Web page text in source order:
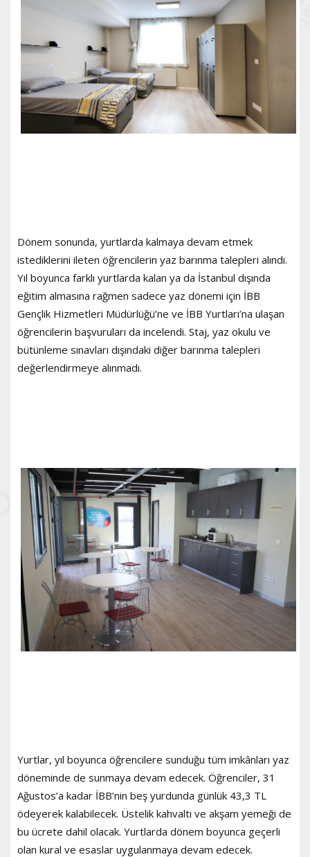
Dönem sonunda, yurtlarda kalmaya devam etmek
istediklerini ileten öğrencilerin yaz barınma talepleri alındı.
Yıl boyunca farklı yurtlarda kalan ya da İstanbul dışında
eğitim almasına rağmen sadece yaz dönemi için İBB
Gençlik Hizmetleri Müdürlüğü’ne ve İBB Yurtları’na ulaşan
öğrencilerin başvuruları da incelendi. Staj, yaz okulu ve
bütünleme sınavları dışındaki diğer barınma talepleri
değerlendirmeye alınmadı.
Yurtlar, yıl boyunca öğrencilere sunduğu tüm imkânları yaz
döneminde de sunmaya devam edecek. Öğrenciler, 31
Ağustos’a kadar İBB’nin beş yurdunda günlük 43,3 TL
ödeyerek kalabilecek. Üstelik kahvaltı ve akşam yemeği de
bu ücrete dahil olacak. Yurtlarda dönem boyunca geçerli
olan kural ve esaslar uygulanmaya devam edecek.